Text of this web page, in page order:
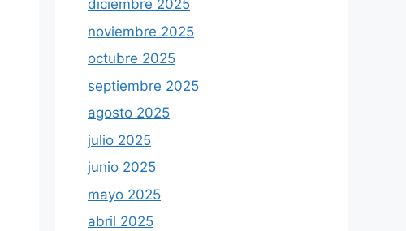
diciembre 2025
noviembre 2025
octubre 2025
septiembre 2025
agosto 2025
julio 2025
junio 2025
mayo 2025
abril 2025